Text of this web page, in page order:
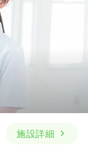
施設詳細